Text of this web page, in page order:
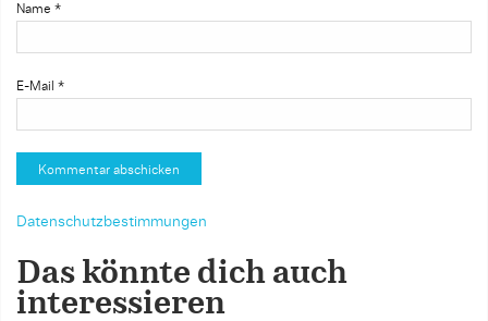
Name *
E-Mail *
Datenschutzbestimmungen
Das könnte dich auch
interessieren